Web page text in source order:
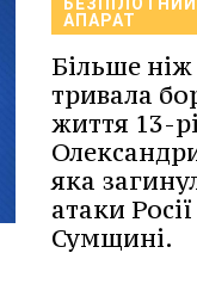
АПАРАТ
Більше ніж
тривала
життя 13-
яка
атаки
Сумщині.